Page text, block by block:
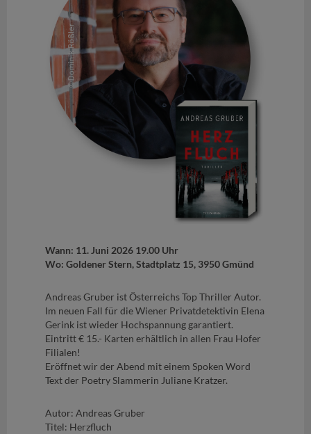
Wann: 11. Juni 2026 19.00 Uhr
Wo: Goldener Stern, Stadtplatz 15, 3950 Gmünd
Andreas Gruber ist Österreichs Top Thriller Autor.
Im neuen Fall für die Wiener Privatdetektivin Elena
Gerink ist wieder Hochspannung garantiert.
Eintritt € 15.- Karten erhältlich in allen Frau Hofer
Filialen!
Eröffnet wir der Abend mit einem Spoken Word
Text der Poetry Slammerin Juliane Kratzer.
Autor: Andreas Gruber
Titel: Herzfluch